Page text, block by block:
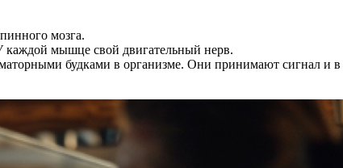
мозга.
мышце свой двигательный нерв.
будками в организме. Они принимают сигнал и